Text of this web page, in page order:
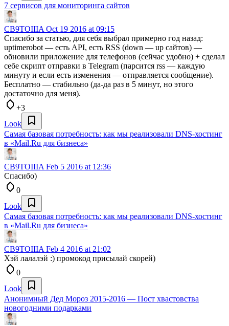
7 сервисов для мониторинга сайтов
CB9TOIIIA Oct 19 2016 at 09:15
Спасибо за статью, для себя выбрал примерно год назад:
uptimerobot — есть API, есть RSS (down — up сайтов) —
обновили приложение для телефонов (сейчас удобно) + сделал
себе скрипт отправки в Telegram (парсится rss — каждую
минуту и если есть изменения — отправляется сообщение).
Бесплатно — стабильно (да-да раз в 5 минут, но этого
достаточно для меня).
+3
Look
Самая базовая потребность: как мы реализовали DNS-хостинг
в «Mail.Ru для бизнеса»
CB9TOIIIA Feb 5 2016 at 12:36
Спасибо)
0
Look
Самая базовая потребность: как мы реализовали DNS-хостинг
в «Mail.Ru для бизнеса»
CB9TOIIIA Feb 4 2016 at 21:02
Хэй лалалэй :) промокод присылай скорей)
0
Look
Анонимный Дед Мороз 2015-2016 — Пост хвастовства
новогодними подарками